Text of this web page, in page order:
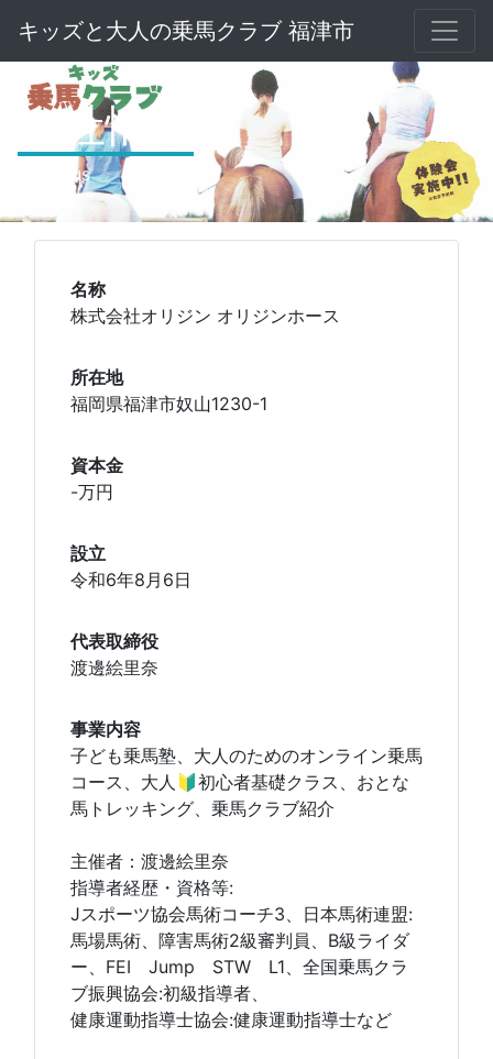
キッズと大人の乗馬クラブ 福津市
会社情報
about us
名称
株式会社オリジン オリジンホース
所在地
福岡県福津市奴山1230-1
資本金
-万円
設立
令和6年8月6日
代表取締役
渡邊絵里奈
事業内容
子ども乗馬塾、大人のためのオンライン乗馬
コース、大人🔰初心者基礎クラス、おとな
馬トレッキング、乗馬クラブ紹介
主催者：渡邊絵里奈
指導者経歴・資格等:
Jスポーツ協会馬術コーチ3、日本馬術連盟:
馬場馬術、障害馬術2級審判員、B級ライダ
ー、FEI Jump STW L1、全国乗馬クラ
ブ振興協会:初級指導者、
健康運動指導士協会:健康運動指導士など